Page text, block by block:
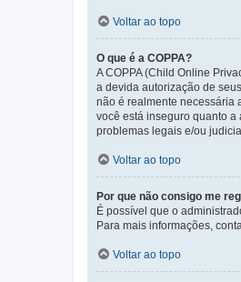
Voltar ao topo
O que é a COPPA?
A COPPA (Child Online
a devida autorização de
não é realmente necessária
você está inseguro quanto
problemas legais e/ou
Voltar ao topo
Por que não consigo me
É possível que o
Para mais informações,
Voltar ao topo